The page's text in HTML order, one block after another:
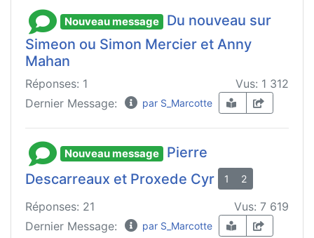
Nouveau message
Du nouveau sur
Simeon ou Simon Mercier et Anny
Mahan
Réponses: 1
Vus: 1 312
Dernier Message:
par S_Marcotte
Nouveau message
Pierre
Descarreaux et Proxede Cyr
1 2
Réponses: 21
Vus: 7 619
Dernier Message:
par S_Marcotte